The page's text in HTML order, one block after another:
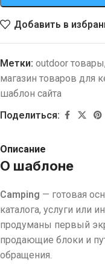
Добавить в
Метки: outdoor товары,
магазин товаров для
шаблон сайта
Поделиться:
Описание
О шаблоне
Camping — готовая
каталога, услуги или
продуманы первый
продающие блоки и
обращения.